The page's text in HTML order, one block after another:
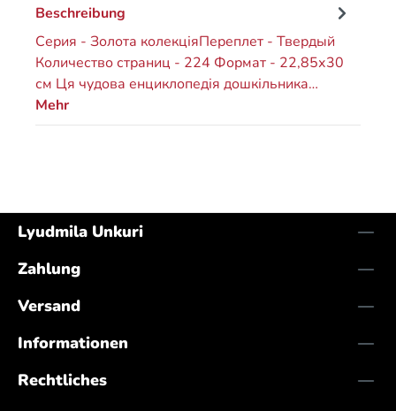
Beschreibung
Серия - Золота колекціяПереплет - Твердый
Количество страниц - 224 Формат - 22,85х30
см Ця чудова енциклопедія дошкільника…
Mehr
Lyudmila Unkuri
Zahlung
Versand
Informationen
Rechtliches